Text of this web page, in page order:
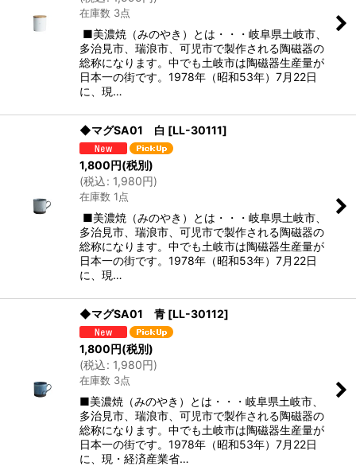
在庫数 3点
■美濃焼（みのやき）とは・・・岐阜県土岐市、
多治見市、瑞浪市、可児市で製作される陶磁器の
総称になります。中でも土岐市は陶磁器生産量が
日本一の街です。1978年（昭和53年）7月22日
に、現…
◆マグSA01 白 [LL-30111]
1,800円(税別)
(税込: 1,980円)
在庫数 1点
■美濃焼（みのやき）とは・・・岐阜県土岐市、
多治見市、瑞浪市、可児市で製作される陶磁器の
総称になります。中でも土岐市は陶磁器生産量が
日本一の街です。1978年（昭和53年）7月22日
に、現…
◆マグSA01 青 [LL-30112]
1,800円(税別)
(税込: 1,980円)
在庫数 3点
■美濃焼（みのやき）とは・・・岐阜県土岐市、
多治見市、瑞浪市、可児市で製作される陶磁器の
総称になります。中でも土岐市は陶磁器生産量が
日本一の街です。1978年（昭和53年）7月22日
に、現・経済産業省…